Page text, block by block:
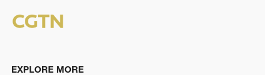
EXPLORE MORE